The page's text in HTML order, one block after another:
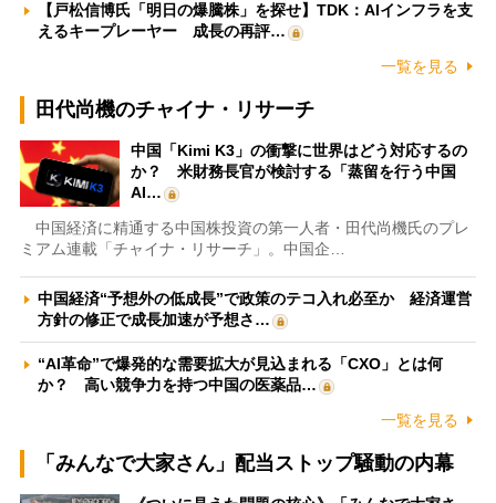
【戸松信博氏「明日の爆騰株」を探せ】TDK：AIインフラを支
えるキープレーヤー 成長の再評…
一覧を見る
田代尚機のチャイナ・リサーチ
中国「Kimi K3」の衝撃に世界はどう対応するの
か？ 米財務長官が検討する「蒸留を行う中国
AI…
中国経済に精通する中国株投資の第一人者・田代尚機氏のプレ
ミアム連載「チャイナ・リサーチ」。中国企…
中国経済“予想外の低成長”で政策のテコ入れ必至か 経済運営
方針の修正で成長加速が予想さ…
“AI革命”で爆発的な需要拡大が見込まれる「CXO」とは何
か？ 高い競争力を持つ中国の医薬品…
一覧を見る
「みんなで大家さん」配当ストップ騒動の内幕